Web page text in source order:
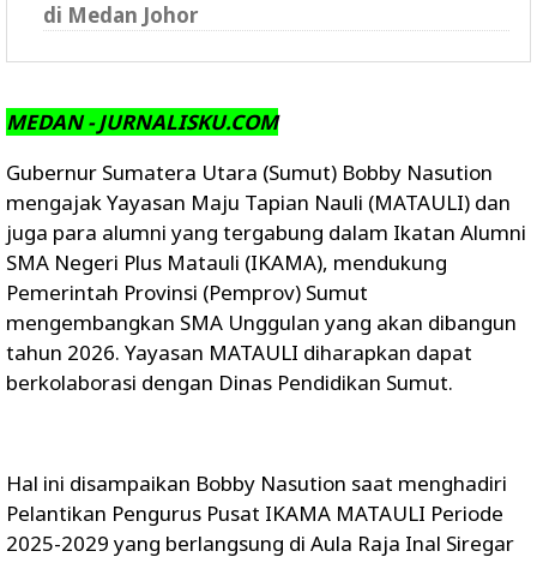
di Medan Johor
MEDAN - JURNALISKU.COM
Gubernur Sumatera Utara (Sumut) Bobby Nasution
mengajak Yayasan Maju Tapian Nauli (MATAULI) dan
juga para alumni yang tergabung dalam Ikatan Alumni
SMA Negeri Plus Matauli (IKAMA), mendukung
Pemerintah Provinsi (Pemprov) Sumut
mengembangkan SMA Unggulan yang akan dibangun
tahun 2026. Yayasan MATAULI diharapkan dapat
berkolaborasi dengan Dinas Pendidikan Sumut.
Hal ini disampaikan Bobby Nasution saat menghadiri
Pelantikan Pengurus Pusat IKAMA MATAULI Periode
2025-2029 yang berlangsung di Aula Raja Inal Siregar